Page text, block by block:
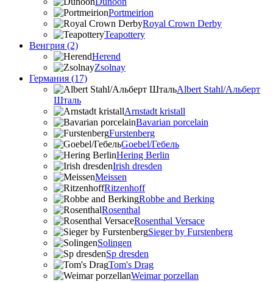
Portmeirion
Royal Crown Derby
Teapottery
Венгрия (2)
Herend
Zsolnay
Германия (17)
Albert Stahl/Альбеpт
Шталь
Arnstadt kristall
Bavarian porcelain
Furstenberg
Goebel/Гебель
Hering Berlin
Irish dresden
Meissen
Ritzenhoff
Robbe and Berking
Rosenthal
Rosenthal Versace
Sieger by Furstenberg
Solingen
Sp dresden
Tom's Drag
Weimar porzellan